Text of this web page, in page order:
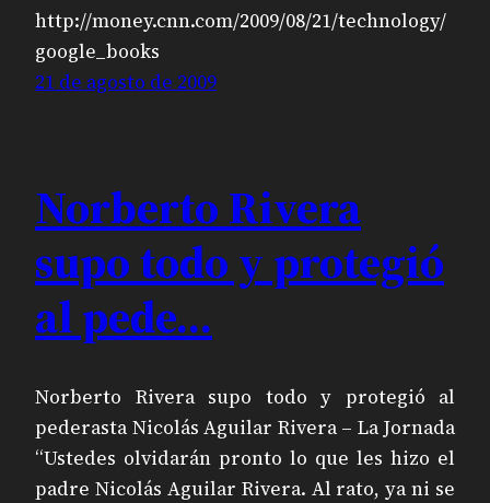
http://money.cnn.com/2009/08/21/technology/
google_books
21 de agosto de 2009
Norberto Rivera
supo todo y protegió
al pede…
Norberto Rivera supo todo y protegió al
pederasta Nicolás Aguilar Rivera – La Jornada
“Ustedes olvidarán pronto lo que les hizo el
padre Nicolás Aguilar Rivera. Al rato, ya ni se